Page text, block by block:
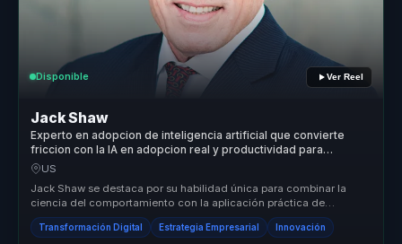
Disponible Ver Reel
Jack Shaw
Experto en adopcion de inteligencia artificial que convierte
friccion con la IA en adopcion real y productividad para
empresas.
US
Jack Shaw se destaca por su habilidad única para combinar la
ciencia del comportamiento con la aplicación práctica de
tecnologías emergen...
Transformación Digital Estrategia Empresarial Innovación